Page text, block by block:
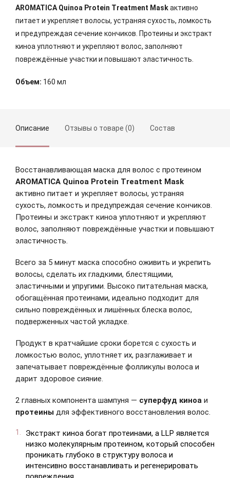
AROMATICA Quinoa Protein Treatment Maskактивно
питает и укрепляет волосы, устраняя сухость, ломкость
и предупреждая сечение кончиков. Протеины и экстракт
киноа уплотняют и укрепляют волос, заполняют
повреждённые участки и повышают эластичность.
Объем: 160 мл
Описание Отзывы о товаре (0) Состав
Восстанавливающая маска для волос c протеином
AROMATICA Quinoa Protein Treatment Mask
активно питает и укрепляет волосы, устраняя
сухость, ломкость и предупреждая сечение кончиков.
Протеины и экстракт киноа уплотняют и укрепляют
волос, заполняют повреждённые участки и повышают
эластичность.
Всего за 5 минут маска способно оживить и укрепить
волосы, сделать их гладкими, блестящими,
эластичными и упругими. Высоко питательная маска,
обогащённая протеинами, идеально подходит для
сильно повреждённых и лишённых блеска волос,
подверженных частой укладке.
Продукт в кратчайшие сроки борется с сухость и
ломкостью волос, уплотняет их, разглаживает и
запечатывает повреждённые фолликулы волоса и
дарит здоровое сияние.
2 главных компонента шампуня — суперфуд киноа и
протеины для эффективного восстановления волос.
Экстракт киноа богат протеинами, а LLР является
низко молекулярным протеином, который способен
проникать глубоко в структуру волоса и
интенсивно восстанавливать и регенерировать
Зарегистрироваться